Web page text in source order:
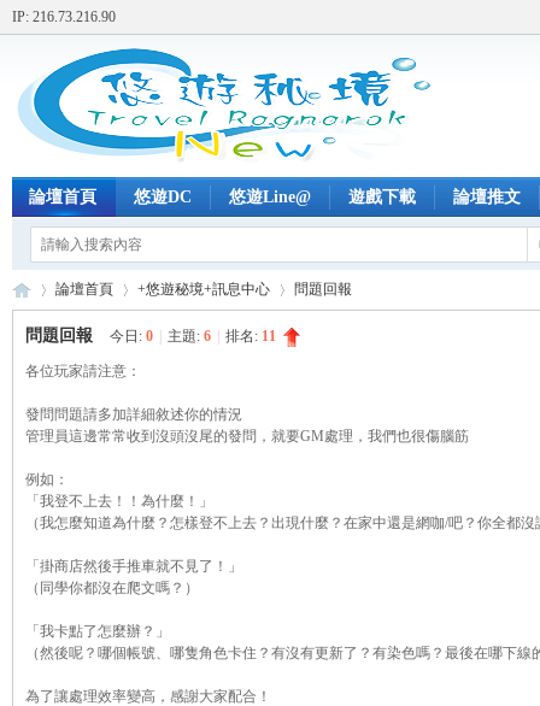
IP: 216.73.216.90
論壇首頁 悠遊DC 悠遊Line@ 遊戲下載 論壇推文
論壇首頁 +悠遊秘境+訊息中心 問題回報
問題回報 今日: 0 主題: 6 排名: 11
各位玩家請注意：
發問問題請多加詳細敘述你的情況
管理員這邊常常收到沒頭沒尾的發問，就要GM處理，我們也很傷腦筋
例如：
「我登不上去！！為什麼！」
（我怎麼知道為什麼？怎樣登不上去？出現什麼？在家中還是網咖/吧？你全都
「掛商店然後手推車就不見了！」
（同學你都沒在爬文嗎？）
「我卡點了怎麼辦？」
（然後呢？哪個帳號、哪隻角色卡住？有沒有更新了？有染色嗎？最後在哪下
為了讓處理效率變高，感謝大家配合！